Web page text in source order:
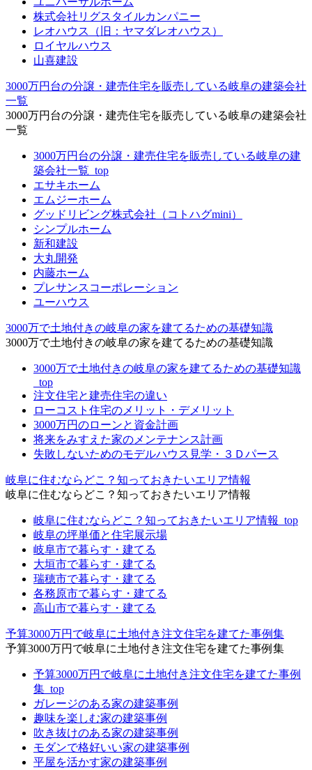
株式会社リグスタイルカンパニー
レオハウス（旧：ヤマダレオハウス）
ロイヤルハウス
山喜建設
3000万円台の分譲・建売住宅を販売している岐阜の建築会社
一覧
3000万円台の分譲・建売住宅を販売している岐阜の建築会社
一覧
3000万円台の分譲・建売住宅を販売している岐阜の建
築会社一覧_top
エサキホーム
エムジーホーム
グッドリビング株式会社（コトハグmini）
シンプルホーム
新和建設
大丸開発
内藤ホーム
プレサンスコーポレーション
ユーハウス
3000万で土地付きの岐阜の家を建てるための基礎知識
3000万で土地付きの岐阜の家を建てるための基礎知識
3000万で土地付きの岐阜の家を建てるための基礎知識
_top
注文住宅と建売住宅の違い
ローコスト住宅のメリット・デメリット
3000万円のローンと資金計画
将来をみすえた家のメンテナンス計画
失敗しないためのモデルハウス見学・３Ｄパース
岐阜に住むならどこ？知っておきたいエリア情報
岐阜に住むならどこ？知っておきたいエリア情報
岐阜に住むならどこ？知っておきたいエリア情報_top
岐阜の坪単価と住宅展示場
岐阜市で暮らす・建てる
大垣市で暮らす・建てる
瑞穂市で暮らす・建てる
各務原市で暮らす・建てる
高山市で暮らす・建てる
予算3000万円で岐阜に土地付き注文住宅を建てた事例集
予算3000万円で岐阜に土地付き注文住宅を建てた事例集
予算3000万円で岐阜に土地付き注文住宅を建てた事例
集_top
ガレージのある家の建築事例
趣味を楽しむ家の建築事例
吹き抜けのある家の建築事例
モダンで格好いい家の建築事例
平屋を活かす家の建築事例